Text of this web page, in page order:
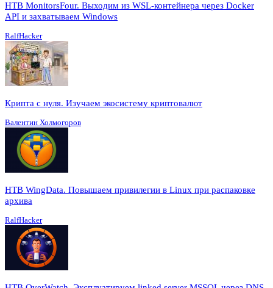
HTB MonitorsFour. Выходим из WSL-контейнера через Docker
API и захватываем Windows
RalfHacker
Крипта с нуля. Изучаем экосистему криптовалют
Валентин Холмогоров
HTB WingData. Повышаем привилегии в Linux при распаковке
архива
RalfHacker